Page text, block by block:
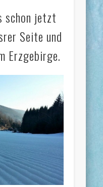
schon jetzt
Seite und
Erzgebirge.